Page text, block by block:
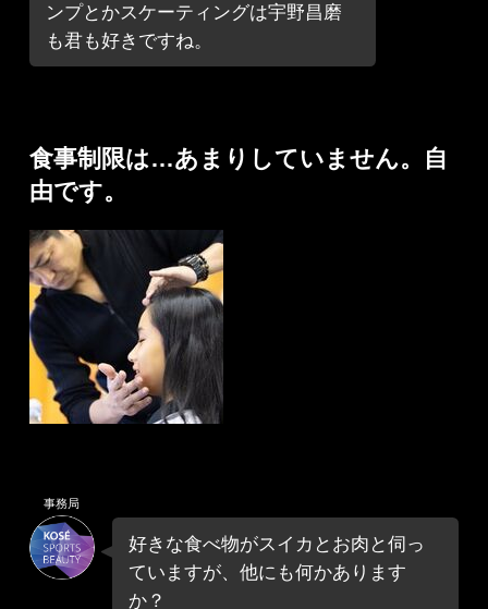
ンプとかスケーティングは宇野昌磨
も君も好きですね。
食事制限は…あまりしていません。自
由です。
事務局
好きな食べ物がスイカとお肉と伺っ
ていますが、他にも何かあります
か？